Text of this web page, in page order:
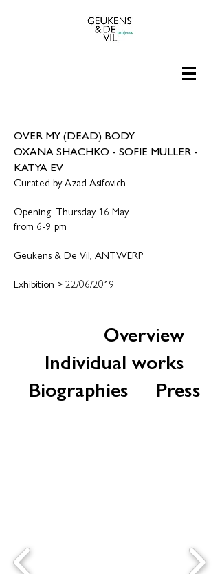
OVER MY (DEAD) BODY
OXANA SHACHKO - SOFIE MULLER -
KATYA EV
Curated by Azad Asifovich
Opening: Thursday 16 May
from 6-9 pm
Geukens & De Vil, ANTWERP
Exhibition > 22/06/2019
Overview
Individual works
Biographies
Press